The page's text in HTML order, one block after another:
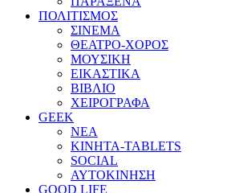
ΠΟΛΙΤΙΣΜΟΣ
ΣΙΝΕΜΑ
ΘΕΑΤΡΟ-ΧΟΡΟΣ
ΜΟΥΣΙΚΗ
ΕΙΚΑΣΤΙΚΑ
ΒΙΒΛΙΟ
ΧΕΙΡΟΓΡΑΦΑ
GEEK
ΝΕΑ
ΚΙΝΗΤΑ-TABLETS
SOCIAL
ΑΥΤΟΚΙΝΗΣΗ
GOOD LIFE